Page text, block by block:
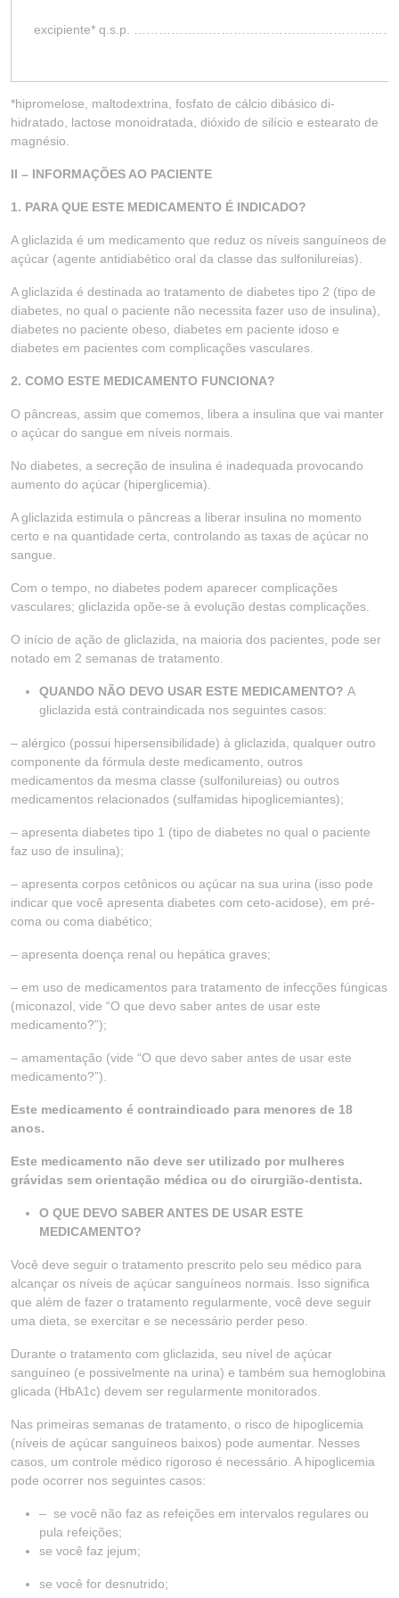
excipiente* q.s.p.
*hipromelose, maltodextrina, fosfato de cálcio dibásico di-
hidratado, lactose monoidratada, dióxido de silício e estearato de
magnésio.
II – INFORMAÇÕES AO PACIENTE
1. PARA QUE ESTE MEDICAMENTO É INDICADO?
A gliclazida é um medicamento que reduz os níveis sanguíneos de
açúcar (agente antidiabético oral da classe das sulfonilureias).
A gliclazida é destinada ao tratamento de diabetes tipo 2 (tipo de
diabetes, no qual o paciente não necessita fazer uso de insulina),
diabetes no paciente obeso, diabetes em paciente idoso e
diabetes em pacientes com complicações vasculares.
2. COMO ESTE MEDICAMENTO FUNCIONA?
O pâncreas, assim que comemos, libera a insulina que vai manter
o açúcar do sangue em níveis normais.
No diabetes, a secreção de insulina é inadequada provocando
aumento do açúcar (hiperglicemia).
A gliclazida estimula o pâncreas a liberar insulina no momento
certo e na quantidade certa, controlando as taxas de açúcar no
sangue.
Com o tempo, no diabetes podem aparecer complicações
vasculares; gliclazida opõe-se à evolução destas complicações.
O início de ação de gliclazida, na maioria dos pacientes, pode ser
notado em 2 semanas de tratamento.
QUANDO NÃO DEVO USAR ESTE MEDICAMENTO? A
gliclazida está contraindicada nos seguintes casos:
– alérgico (possui hipersensibilidade) à gliclazida, qualquer outro
componente da fórmula deste medicamento, outros
medicamentos da mesma classe (sulfonilureias) ou outros
medicamentos relacionados (sulfamidas hipoglicemiantes);
– apresenta diabetes tipo 1 (tipo de diabetes no qual o paciente
faz uso de insulina);
– apresenta corpos cetônicos ou açúcar na sua urina (isso pode
indicar que você apresenta diabetes com ceto-acidose), em pré-
coma ou coma diabético;
– apresenta doença renal ou hepática graves;
– em uso de medicamentos para tratamento de infecções fúngicas
(miconazol, vide “O que devo saber antes de usar este
medicamento?”);
– amamentação (vide “O que devo saber antes de usar este
medicamento?”).
Este medicamento é contraindicado para menores de 18
anos.
Este medicamento não deve ser utilizado por mulheres
grávidas sem orientação médica ou do cirurgião-dentista.
O QUE DEVO SABER ANTES DE USAR ESTE
MEDICAMENTO?
Você deve seguir o tratamento prescrito pelo seu médico para
alcançar os níveis de açúcar sanguíneos normais. Isso significa
que além de fazer o tratamento regularmente, você deve seguir
uma dieta, se exercitar e se necessário perder peso.
Durante o tratamento com gliclazida, seu nível de açúcar
sanguíneo (e possivelmente na urina) e também sua hemoglobina
glicada (HbA1c) devem ser regularmente monitorados.
Nas primeiras semanas de tratamento, o risco de hipoglicemia
(níveis de açúcar sanguíneos baixos) pode aumentar. Nesses
casos, um controle médico rigoroso é necessário. A hipoglicemia
pode ocorrer nos seguintes casos:
– se você não faz as refeições em intervalos regulares ou
pula refeições;
se você faz jejum;
se você for desnutrido;